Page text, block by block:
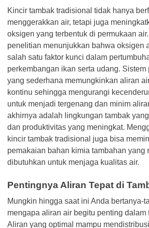
Kincir tambak tradisional tidak hanya
menggerakkan air, tetapi juga
oksigen yang terbentuk di permukaan
penelitian menunjukkan bahwa oksigen
salah satu faktor kunci dalam
perkembangan ikan serta udang. Sistem
yang sederhana memungkinkan aliran
kontinu sehingga mengurangi
untuk menjadi tergenang dan minim
akhirnya adalah lingkungan tambak
dan produktivitas yang meningkat.
kincir tambak tradisional juga bisa
pemakaian bahan kimia tambahan yang
dibutuhkan untuk menjaga kualitas air.
Pentingnya Aliran Tepat di
Mungkin hingga saat ini Anda bertanya-
mengapa aliran air begitu penting dalam
Aliran yang optimal mampu